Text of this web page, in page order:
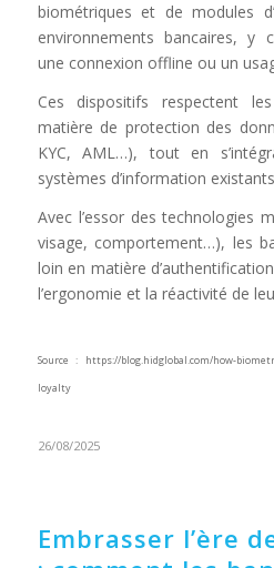
biométriques et de modules
environnements bancaires, y
une connexion offline ou un
Ces dispositifs respectent
matière de protection des
KYC, AML…), tout en
systèmes d’information
Avec l’essor des technologies
visage, comportement…), les
loin en matière
l’ergonomie et la réactivité de
Source : https://blog.hidglobal.com/how-
loyalty
26/08/2025
Embrasser l’ère